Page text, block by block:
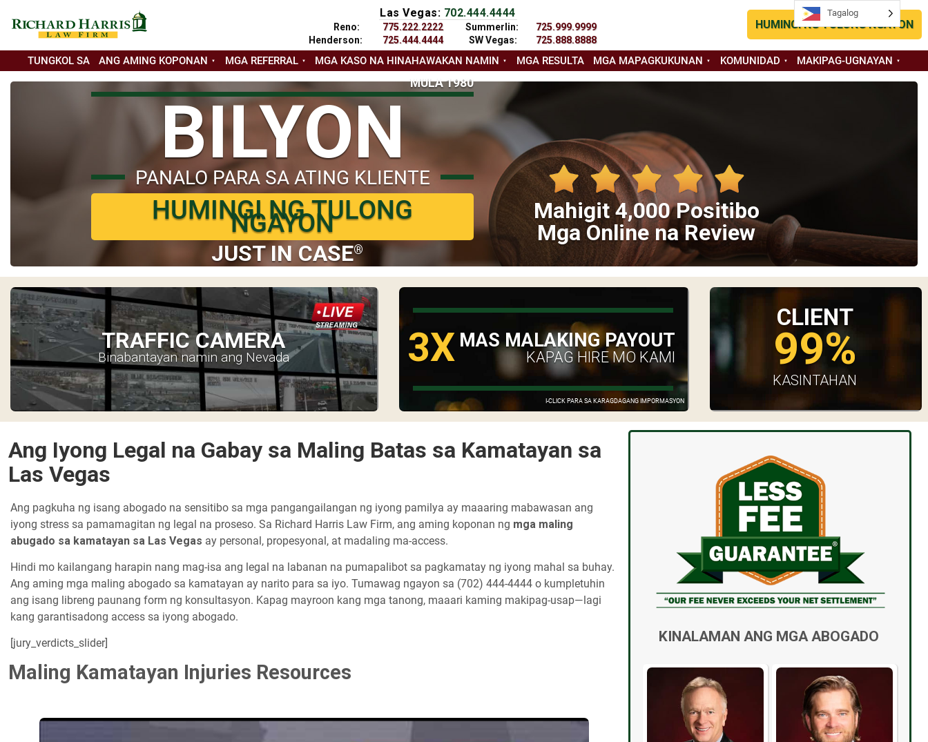
Las Vegas: 702.444.4444
Reno:
775.222.2222
Henderson:
725.444.4444
Summerlin:
725.999.9999
SW Vegas:
725.888.8888
HUMINGI NG TULONG NGAYON
TUNGKOL SA ANG AMING KOPONAN MGA REFERRAL MGA KASO NA HINAHAWAKAN NAMIN MGA RESULTA MGA MAPAGKUKUNAN KOMUNIDAD MAKIPAG-UGNAYAN
MULA 1980
BILYON
PANALO PARA SA ATING KLIENTE
HUMINGI NG TULONG
NGAYON
JUST IN CASE®
Mahigit 4,000 Positibo
Mga Online na Review
TRAFFIC CAMERA
Binabantayan namin ang Nevada
I-CLICK PARA SA KARAGDAGANG IMPORMASYON
3X MAS MALAKING PAYOUT
KAPAG HIRE MO KAMI
CLIENT
99%
KASINTAHAN
Ang Iyong Legal na Gabay sa Maling Batas sa Kamatayan sa
Las Vegas
Ang pagkuha ng isang abogado na sensitibo sa mga pangangailangan ng iyong pamilya ay maaaring mabawasan ang
iyong stress sa pamamagitan ng legal na proseso. Sa Richard Harris Law Firm, ang aming koponan ng mga maling
abugado sa kamatayan sa Las Vegas ay personal, propesyonal, at madaling ma-access.
Hindi mo kailangang harapin nang mag-isa ang legal na labanan na pumapalibot sa pagkamatay ng iyong mahal sa buhay.
Ang aming mga maling abogado sa kamatayan ay narito para sa iyo. Tumawag ngayon sa (702) 444-4444 o kumpletuhin
ang isang libreng paunang form ng konsultasyon. Kapag mayroon kang mga tanong, maaari kaming makipag-usap—lagi
kang garantisadong access sa iyong abogado.
[jury_verdicts_slider]
Maling Kamatayan Injuries Resources
KINALAMAN ANG MGA ABOGADO
Tagalog